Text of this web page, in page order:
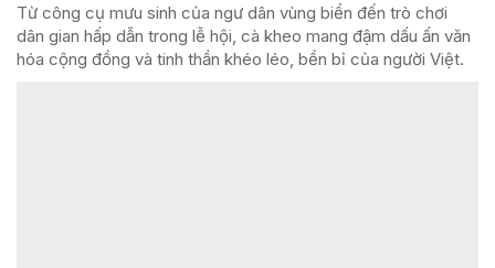
Từ công cụ mưu sinh của ngư dân vùng biển đến trò chơi
dân gian hấp dẫn trong lễ hội, cà kheo mang đậm dấu ấn văn
hóa cộng đồng và tinh thần khéo léo, bền bỉ của người Việt.